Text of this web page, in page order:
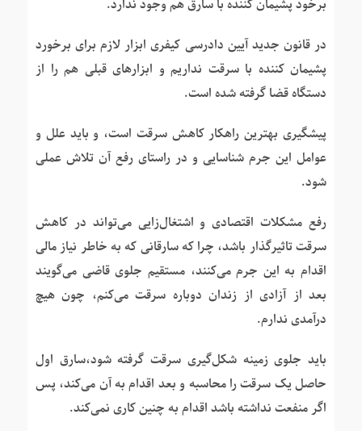
برخود پشیمان کننده با سارق هم وجود ندارد.
در قانون جدید آیین دادرسی کیفری ابزار لازم برای برخورد
پشیمان کننده با سرقت نداریم و ابزار‌های قبلی هم را از
دستگاه قضا گرفته شده است.
پیشگیری بهترین راهکار کاهش سرقت است، و باید علل و
عوامل این جرم شناسایی و در راستای رفع آن تلاش عملی
شود.
رفع مشکلات اقتصادی و اشتغال‌زایی می‌تواند در کاهش
سرقت تاثیرگذار باشد، چرا که سارقانی که به خاطر نیاز مالی
اقدام به این جرم می‌کنند، مستقیم جلوی قاضی می‌گویند
بعد از آزادی از زندان دوباره سرقت می‌کنم، چون هیچ
درآمدی ندارم.
باید جلوی زمینه شکل‌گیری سرقت گرفته شود،سارق اول
حاصل یک سرقت را محاسبه و بعد اقدام به آن می‌کند، پس
اگر منفعت نداشته باشد اقدام به چنین کاری نمی‌کند.